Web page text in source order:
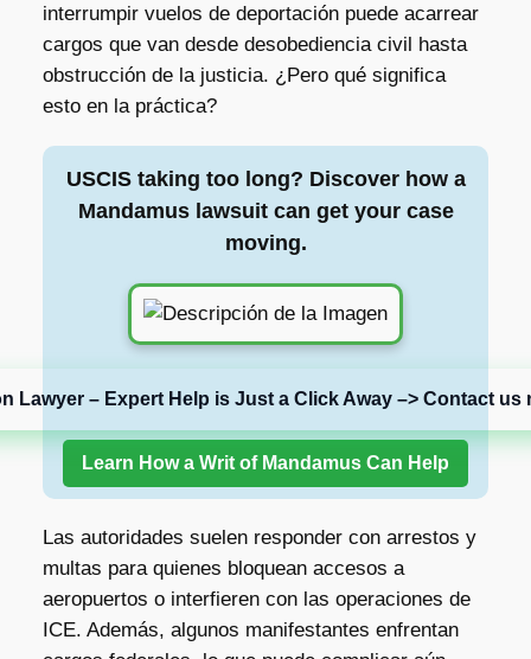
interrumpir vuelos de deportación puede acarrear
cargos que van desde desobediencia civil hasta
obstrucción de la justicia. ¿Pero qué significa
esto en la práctica?
USCIS taking too long? Discover how a
Mandamus lawsuit can get your case
moving.
Lawyer – Expert Help is Just a Click Away –> Contact us
Learn How a Writ of Mandamus Can Help
Las autoridades suelen responder con arrestos y
multas para quienes bloquean accesos a
aeropuertos o interfieren con las operaciones de
ICE. Además, algunos manifestantes enfrentan